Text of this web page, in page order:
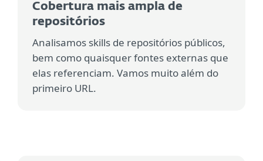
Cobertura mais ampla de
repositórios
Analisamos skills de repositórios públicos,
bem como quaisquer fontes externas que
elas referenciam. Vamos muito além do
primeiro URL.